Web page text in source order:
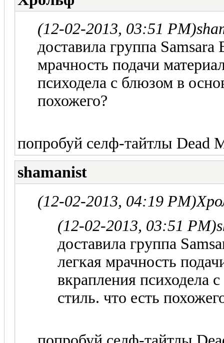
(12-02-2013, 03:51 PM)
доставила группа
мрачность подачи
психодела с блюзом в
похожего?
попробуй селф-тайтлы Dead
shamanist
(12-02-2013, 04:19 PM)
(12-02-2013, 03:51 PM)
доставила группа
легкая мрачность
вкрапления психодела
стиль. что есть